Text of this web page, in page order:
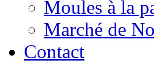
Moules à la
Marché de
Contact